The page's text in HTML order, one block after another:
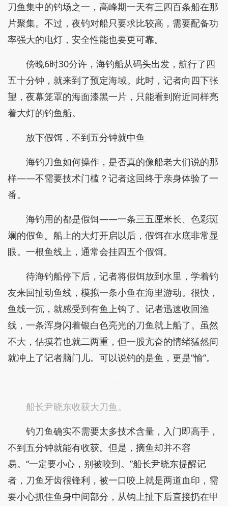
刀鱼集中的钓场之一，高峰期一天有三四百条船在那
片聚集。不过，夜钓对船只要求比较高，需要配备功
率强大的电灯，安全性能也要更可靠。
傍晚6时30分许，海钓船从码头出发，航行了四
五十分钟，就来到了预定海域。此时，记者向四下张
望，夜幕笼罩的海面漆黑一片，只能看到附近同样亮
着大灯的钓鱼船。
放下假饵，不到五分钟就中鱼
海钓刀鱼如何操作，是否真的像船老大们说的那
样——不需要技术门槛？记者这回终于亲身体验了一
番。
海钓用的都是假饵——一条三五厘米长、色彩斑
斓的假鱼。船上的大灯开启以后，假饵在水底非常显
眼。一根鱼线上，通常会挂四五个假饵。
待海钓船停下后，记者将假饵放到水里，学着钓
友来回扯动鱼线，模拟一条小鱼在海里游动。很快，
鱼线一沉，就感受到有鱼上钩了。记者迅速收回渔
线，一条浑身闪着银白色亮光的刀鱼就上船了。虽然
不大，估摸着也就二两重，但一股亢奋的情绪猛然间
就冲上了记者脑门儿。可以说钓的是鱼，更是“愉”。
船长尹晓东收获大刀鱼。
钓刀鱼确实不需要太多技术含量，入门即高手，
不到五分钟就能有收获。但是，摘鱼却并不容
易。“一定要小心，别被咬到。”船长尹晓东提醒记
者，刀鱼牙齿很锋利，被一口咬上就是两道血印，需
要小心抓住鱼身中间部分，从钩上扯下后直接扔在甲